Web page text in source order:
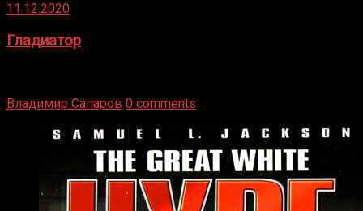
11.12.2020
Гладиатор
Владимир Сапаров 0 comments